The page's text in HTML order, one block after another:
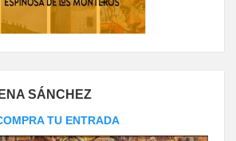
SÁNCHEZ
TU ENTRADA